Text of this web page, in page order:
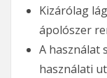
Kizárólag
ápolószer
A használat
használati